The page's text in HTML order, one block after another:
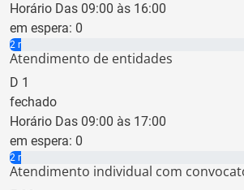
Horário Das 09:00 às 16:00
em espera: 0
2 min
Atendimento de entidades
D 1
fechado
Horário Das 09:00 às 17:00
em espera: 0
2 min
Atendimento individual com